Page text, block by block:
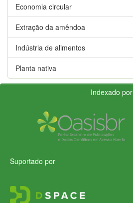
Economia circular
Extração da amêndoa
Indústria de alimentos
Planta nativa
Indexado por
Suportado por